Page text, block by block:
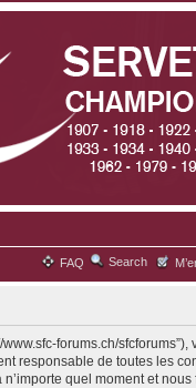
FAQ Search
www.sfc-forums.ch/sfcforums”),
responsable de toutes les
quel moment et